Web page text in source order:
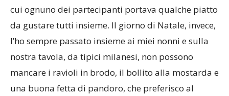
cui ognuno dei partecipanti portava qualche piatto
da gustare tutti insieme. Il giorno di Natale, invece,
l’ho sempre passato insieme ai miei nonni e sulla
nostra tavola, da tipici milanesi, non possono
mancare i ravioli in brodo, il bollito alla mostarda e
una buona fetta di pandoro, che preferisco al